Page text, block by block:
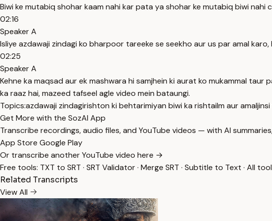
Biwi ke mutabiq shohar kaam nahi kar pata ya shohar ke mutabiq biwi
02:16
Speaker A
Isliye azdawaji zindagi ko bharpoor tareeke se seekho aur us par amal karo,
02:25
Speaker A
Kehne ka maqsad aur ek mashwara hi samjhein ki aurat ko mukammal
ka raaz hai, mazeed tafseel agle video mein bataungi.
Topics:azdawaji zindagirishton ki behtarimiyan biwi ka rishtailm aur amal
Get More with the SozAI App
Transcribe recordings, audio files, and YouTube videos — with AI
App Store Google Play
Or transcribe another YouTube video here →
Free tools: TXT to SRT · SRT Validator· Merge SRT · Subtitle to Text · All
Related Transcripts
View All